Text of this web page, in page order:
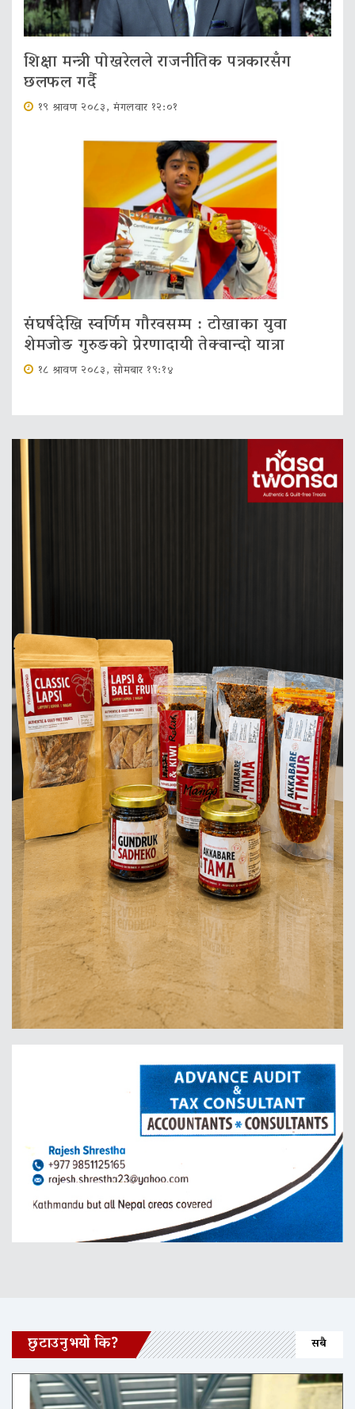
शिक्षा मन्त्री पोखरेलले राजनीतिक पत्रकारसँग
छलफल गर्दै
१९ श्रावण २०८३, मंगलवार १२:०१
संघर्षदेखि स्वर्णिम गौरवसम्म : टोखाका युवा
शेमजोङ गुरुङको प्रेरणादायी तेक्वान्दो यात्रा
१८ श्रावण २०८३, सोमबार १९:१४
छुटाउनुभयो कि? सबै